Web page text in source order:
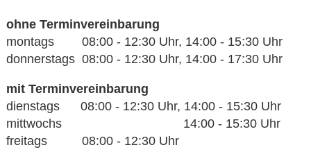
ohne Terminvereinbarung
montags 08:00 - 12:30 Uhr, 14:00 - 15:30 Uhr
donnerstags 08:00 - 12:30 Uhr, 14:00 - 17:30 Uhr
mit Terminvereinbarung
dienstags 08:00 - 12:30 Uhr, 14:00 - 15:30 Uhr
mittwochs 14:00 - 15:30 Uhr
freitags 08:00 - 12:30 Uhr